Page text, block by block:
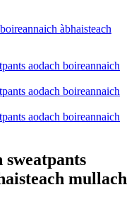
sweatpants
mullach